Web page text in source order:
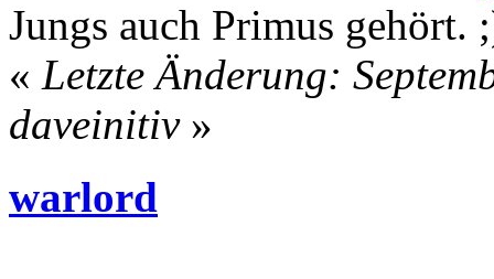
Jungs auch Primus gehört.
« Letzte Änderung:
daveinitiv»
warlord